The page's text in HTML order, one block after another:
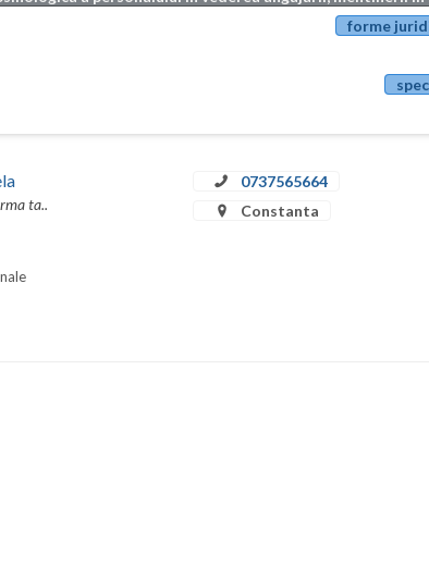
forme
ta..
0737565664
Constanta